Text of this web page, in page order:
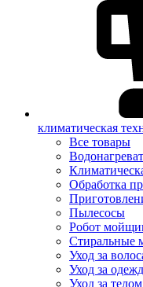
климатическая
Все товары
Обработка
Пылесосы
Робот
Стиральные
Уход за
Уход за
Уход за телом